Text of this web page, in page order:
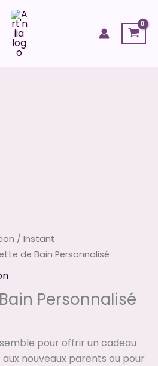
/ Instant
de Bain Personnalisé
Personnalisé
pour offrir un cadeau
nouveaux parents ou pour